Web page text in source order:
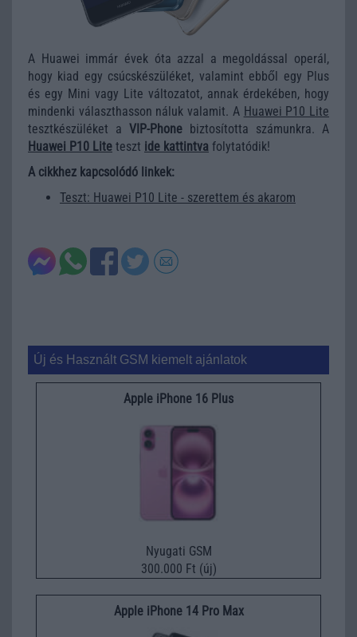
A Huawei immár évek óta azzal a megoldással operál,
hogy kiad egy csúcskészüléket, valamint ebből egy Plus
és egy Mini vagy Lite változatot, annak érdekében, hogy
mindenki választhasson náluk valamit. A Huawei P10 Lite
tesztkészüléket a VIP-Phone biztosította számunkra. A
Huawei P10 Lite teszt ide kattintva folytatódik!
A cikkhez kapcsolódó linkek:
Teszt: Huawei P10 Lite - szerettem és akarom
Új és Használt GSM kiemelt ajánlatok
Apple iPhone 16 Plus
Nyugati GSM
300.000 Ft (új)
Apple iPhone 14 Pro Max